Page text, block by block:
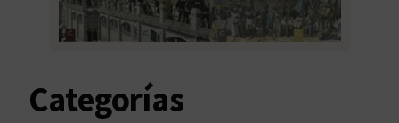
Categorías